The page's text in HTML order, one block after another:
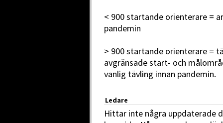
< 900 startande orienterare =
pandemin
> 900 startande orienterare =
avgränsade start- och
vanlig tävling innan pandemin.
Ledare
Hittar inte några uppdaterade